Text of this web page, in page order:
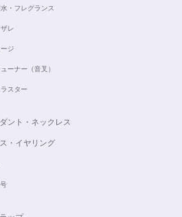
・フレグランス
レ
ジ
ーナー（音叉）
スター
ント・ネックレス
・イヤリング